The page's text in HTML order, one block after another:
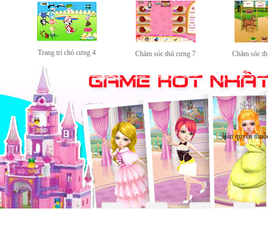
Trang trí chó cưng 4 Chăm sóc thú cưng 7 Chăm sóc
Bản quyền